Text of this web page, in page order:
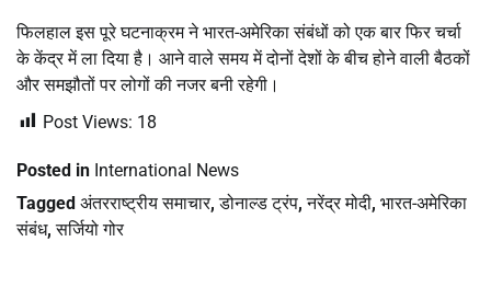
फिलहाल इस पूरे घटनाक्रम ने भारत-अमेरिका संबंधों को एक बार फिर चर्चा
के केंद्र में ला दिया है। आने वाले समय में दोनों देशों के बीच होने वाली बैठकों
और समझौतों पर लोगों की नजर बनी रहेगी।
Post Views: 18
Posted in International News
Tagged अंतरराष्ट्रीय समाचार,डोनाल्ड ट्रंप,नरेंद्र मोदी, भारत-अमेरिका
संबंध,सर्जियो गोर